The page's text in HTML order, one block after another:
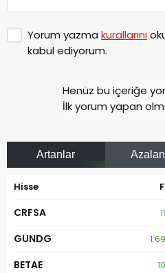
Yorum yazma kurallarını
kabul ediyorum.
Henüz bu içeriğe
İlk yorum yapan
Artanlar
Hisse
CRFSA
GUNDG
BETAE